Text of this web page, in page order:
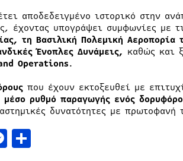
αποδεδειγμένο ιστορικό στην
έχοντας υπογράψει συμφωνίες με
τη Βασιλική Πολεμική
Ένοπλες Δυνάμεις, καθώς και
Operations.
που έχουν εκτοξευθεί με
μέσο ρυθμό παραγωγής ενός
δυνατότητες με πρωτοφανή
Messenger
Μοιραστείτε